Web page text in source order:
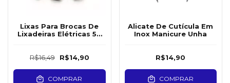
Lixas Para Brocas De
Lixadeiras Elétricas 50
R$16,49
R$14,90
COMPRAR
Alicate De Cutícula Em
Inox Manicure Unha
R$14,90
COMPRAR